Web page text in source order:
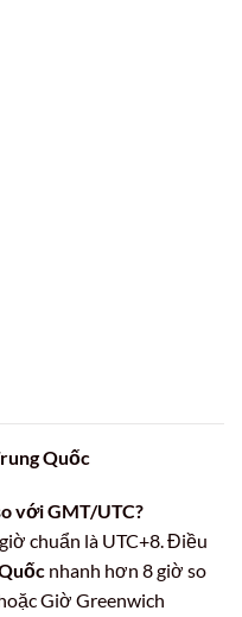
Quốc
với GMT/UTC?
chuẩn là UTC+8. Điều
nhanh hơn 8 giờ so
Giờ Greenwich